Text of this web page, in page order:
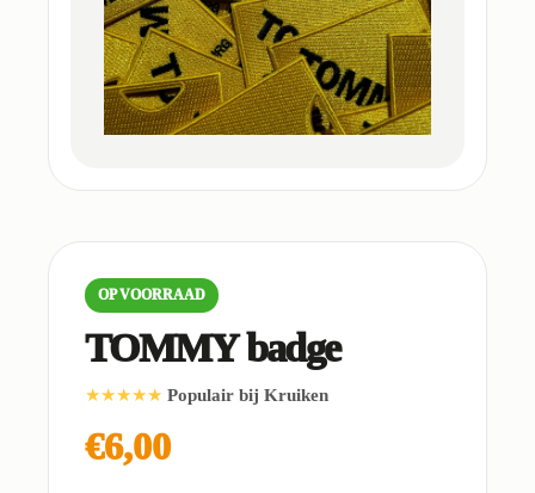
OP VOORRAAD
TOMMY badge
★★★★★ Populair bij Kruiken
€6,00